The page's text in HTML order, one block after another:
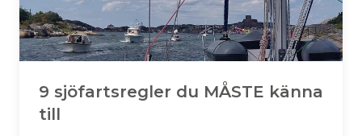
9 sjöfartsregler du MÅSTE känna
till